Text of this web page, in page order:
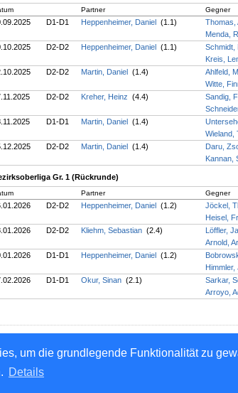
um die grundlegende Funktionalität zu
Details
Partner Gegner
D1-D1 Heppenheimer, Daniel (1.1) Thomas,
Menda,
D2-D2 Heppenheimer, Daniel (1.1) Schmidt,
Kreis,
D2-D2 Martin, Daniel (1.4) Ahlfeld,
Witte,
D2-D2 Kreher, Heinz (4.4) Sandig,
D1-D1 Martin, Daniel (1.4)
Wieland,
D2-D2 Martin, Daniel (1.4) Daru,
Kannan,
Gr. 1 (Rückrunde)
Partner Gegner
D2-D2 Heppenheimer, Daniel (1.2) Jöckel,
Heisel,
D2-D2 Kliehm, Sebastian (2.4) Löffler,
Arnold,
D1-D1 Heppenheimer, Daniel (1.2)
Himmler,
D1-D1 Okur, Sinan (2.1) Sarkar,
Arroyo,
Für den Inhalt verantwortlich: Hessischer Tischtennis-Verband e.V.
© 1999-2026 nu Datenautomaten GmbH - Automatisierte
Kontakt ,Impressum